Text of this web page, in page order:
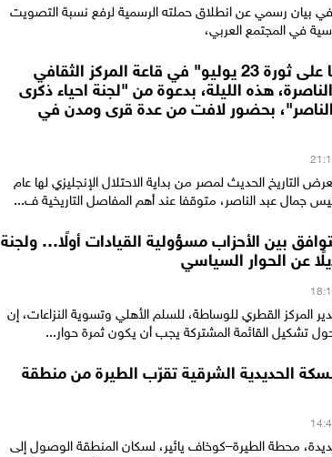
"ائتلاف 2026" في بيان رسمي عن انطلاق حملته الرسمية لرفع نسبة التصويت
في المجتمع العربي،
احتفالية "74 عاما على ثورة 23 يوليو" في قاعة المركز الثقافي
هذه الليلة، بدعوة من "لجنة احياء ذكرى
الناصر"، بحضور لافت من عدة قرى ومدن في
الحديث لمصر من بداية الاحتلال الإنجليزي لها عام
بين الأحزاب مسؤولية القيادات أولًا… ولجنة
عن الحوار السياسي
المركز القطري للوساطة، للسلم الأهلي وتسوية النزاعات، إن
تشكيل القائمة المشتركة يجب أن يكون ثمرة حوار...
الحديدية الشرقية تقرّب الطيرة من منطقة
محطة الطيرة–كوخاف يائير، لسكان المنطقة الوصول إلى